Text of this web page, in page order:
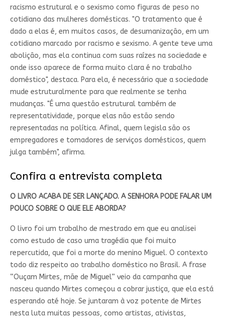
racismo estrutural e o sexismo como figuras de peso no
cotidiano das mulheres domésticas. "O tratamento que é
dado a elas é, em muitos casos, de desumanização, em um
cotidiano marcado por racismo e sexismo. A gente teve uma
abolição, mas ela continua com suas raízes na sociedade e
onde isso aparece de forma muito clara é no trabalho
doméstico", destaca. Para ela, é necessário que a sociedade
mude estruturalmente para que realmente se tenha
mudanças. "É uma questão estrutural também de
representatividade, porque elas não estão sendo
representadas na política. Afinal, quem legisla são os
empregadores e tomadores de serviços domésticos, quem
julga também", afirma.
Confira a entrevista completa
O LIVRO ACABA DE SER LANÇADO. A SENHORA PODE FALAR UM
POUCO SOBRE O QUE ELE ABORDA?
O livro foi um trabalho de mestrado em que eu analisei
como estudo de caso uma tragédia que foi muito
repercutida, que foi a morte do menino Miguel. O contexto
todo diz respeito ao trabalho doméstico no Brasil. A frase
“Ouçam Mirtes, mãe de Miguel” veio da campanha que
nasceu quando Mirtes começou a cobrar justiça, que ela está
esperando até hoje. Se juntaram à voz potente de Mirtes
nesta luta muitas pessoas, como artistas, ativistas,